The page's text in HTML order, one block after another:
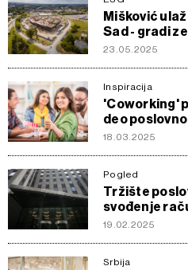
Mišković
Sad - gradi
23.05.2025
Inspiracija
'Coworking'
deo
18.03.2025
Pogled
Tržište
svođenje
19.02.2025
Srbija